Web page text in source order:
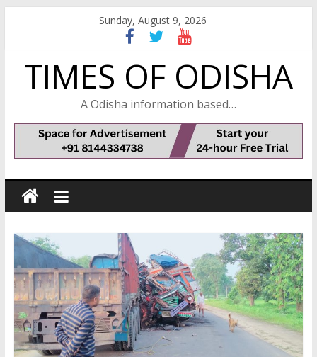
Sunday, August 9, 2026
TIMES OF ODISHA
A Odisha information based…